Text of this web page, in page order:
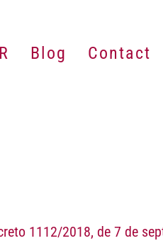
Blog Contact
1112/2018, de 7 de